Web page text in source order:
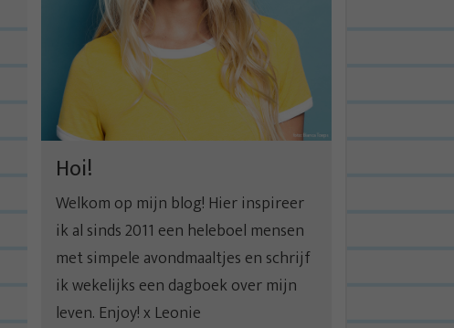
Hoi!
Welkom op mijn blog! Hier inspireer
ik al sinds 2011 een heleboel mensen
met simpele avondmaaltjes en schrijf
ik wekelijks een dagboek over mijn
leven. Enjoy! x Leonie